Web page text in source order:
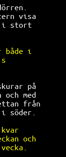
dörren.
visa
i stort
både i
SVT:s
på
med
från
i söder.
kvar
och
vecka.